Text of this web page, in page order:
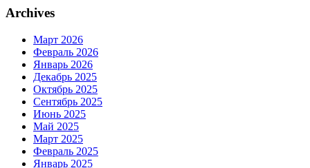
Archives
Март 2026
Февраль 2026
Январь 2026
Декабрь 2025
Октябрь 2025
Сентябрь 2025
Июнь 2025
Май 2025
Март 2025
Февраль 2025
Январь 2025